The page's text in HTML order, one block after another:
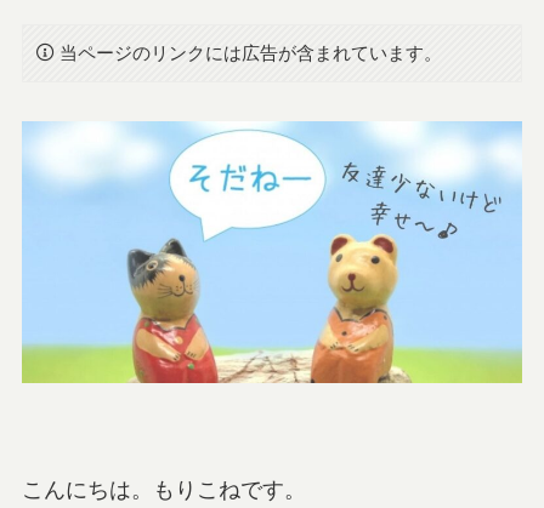
当ページのリンクには広告が含まれています。
こんにちは。もりこねです。